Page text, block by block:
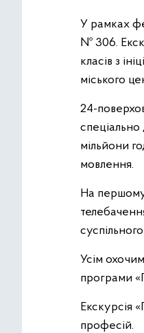
У рамках
№ 306.
класів з
міського
24-
спеціально
мільйони
мовлення.
На першому
Усім
програми
Екскурсія
професій.